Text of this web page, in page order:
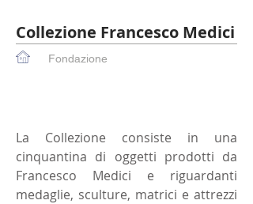
Collezione Francesco Medici
Fondazione
La Collezione consiste in una
cinquantina di oggetti prodotti da
Francesco Medici e riguardanti
medaglie, sculture, matrici e attrezzi